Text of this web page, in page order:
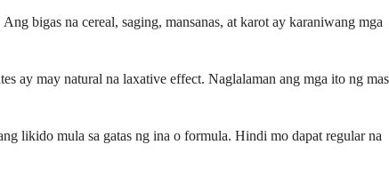
bigas na cereal, saging, mansanas, at karot ay karaniwang mga
ay may natural na laxative effect. Naglalaman ang mga ito ng mas
likido mula sa gatas ng ina o formula. Hindi mo dapat regular na